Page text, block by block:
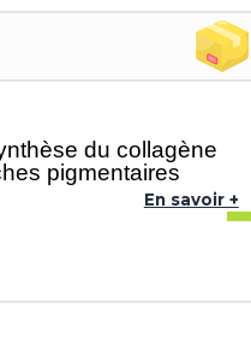
du collagène
pigmentaires
En savoir +